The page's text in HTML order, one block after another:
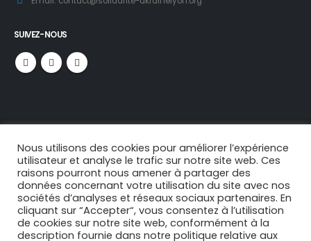
SUIVEZ-NOUS
© copyright 2023. All Rights Reserved.
Nous utilisons des cookies pour améliorer l’expérience
utilisateur et analyse le trafic sur notre site web. Ces
raisons pourront nous amener à partager des
données concernant votre utilisation du site avec nos
sociétés d’analyses et réseaux sociaux partenaires. En
cliquant sur “Accepter“, vous consentez à l’utilisation
de cookies sur notre site web, conformément à la
description fournie dans notre politique relative aux